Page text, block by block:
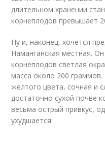
длительном хранении
корнеплодов превышает
Ну и, наконец, хочется
Наманганская местная.
корнеплодов светлая
масса около 200
желтого цвета, сочная и
достаточно сухой почве
весьма острый привкус,
ухудшается.